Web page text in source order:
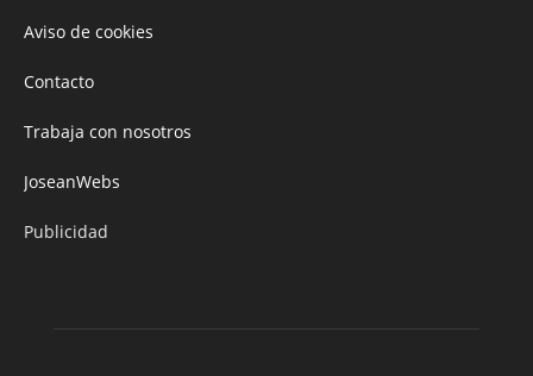
Aviso de cookies
Contacto
Trabaja con nosotros
JoseanWebs
Publicidad